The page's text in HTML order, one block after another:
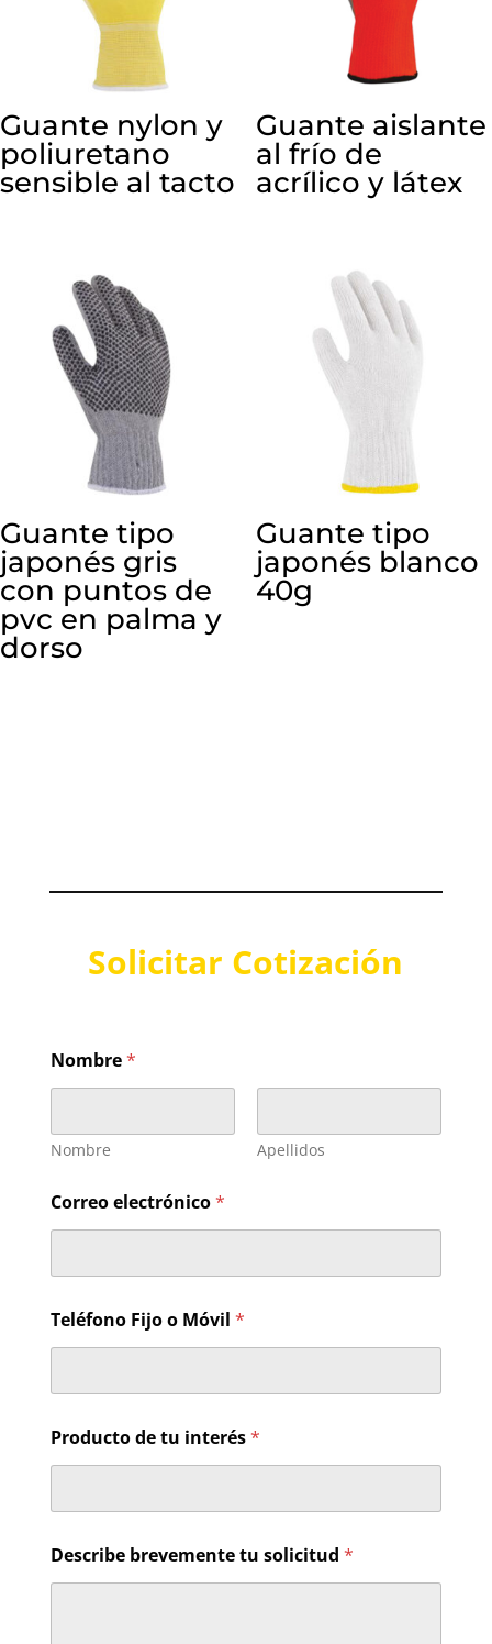
Guante nylon y
poliuretano
sensible al tacto
Guante aislante
al frío de
acrílico y látex
Guante tipo
japonés gris
con puntos de
pvc en palma y
dorso
Guante tipo
japonés blanco
40g
Solicitar Cotización
u
e
e
c
r
ó
n
c
*
Nombre*
Nombre Apellidos
Correo electrónico*
Teléfono Fijo o Móvil *
Producto de tu interés*
Describe brevemente tu solicitud *